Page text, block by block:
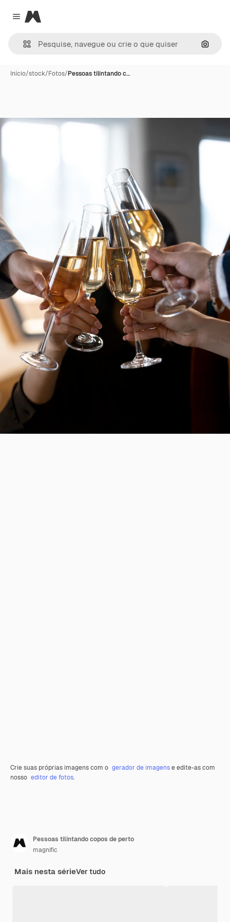
Close menu
Magnific
Início/stock/Fotos/Pessoas tilintando c…
Crie suas próprias imagens com o gerador de imagense edite-as com
nosso editor de fotos.
Pessoas tilintando copos de perto
magnific
Mais nesta sérieVer tudo